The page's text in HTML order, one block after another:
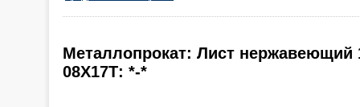
Металлопрокат: Лист нержавеющий
08Х17Т: *-*